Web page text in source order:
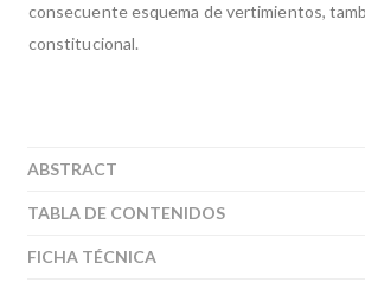
consecuente esquema de vertimientos,
constitucional.
ABSTRACT
TABLA DE CONTENIDOS
FICHA TÉCNICA